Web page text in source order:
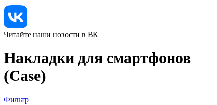
Читайте наши новости в ВК
Накладки для смартфонов
(Case)
Фильтр